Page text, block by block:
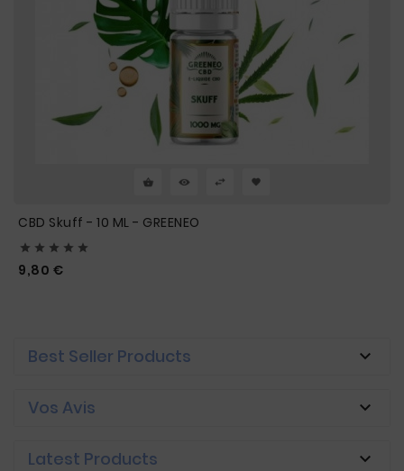
CBD Skuff - 10 ML - GREENEO
    
9,80 €
Best Seller Products 
Vos Avis 
Latest Products 